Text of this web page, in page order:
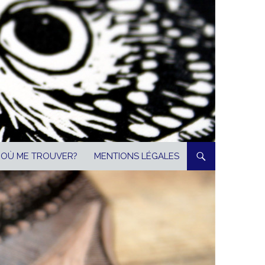
OÙ ME TROUVER? MENTIONS LÉGALES